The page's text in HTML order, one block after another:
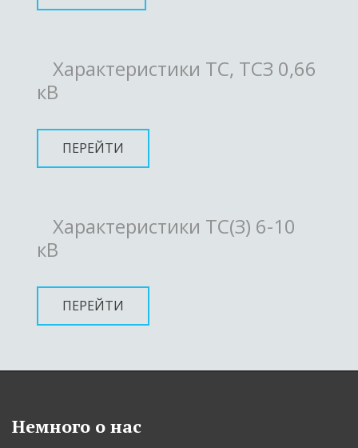
Характеристики ТС, ТСЗ 0,66
кВ
ПЕРЕЙТИ
Характеристики ТС(З) 6-10
кВ
ПЕРЕЙТИ
Немного о нас